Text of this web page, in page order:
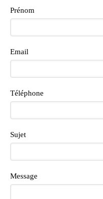
Prénom
Email
Téléphone
Sujet
Message